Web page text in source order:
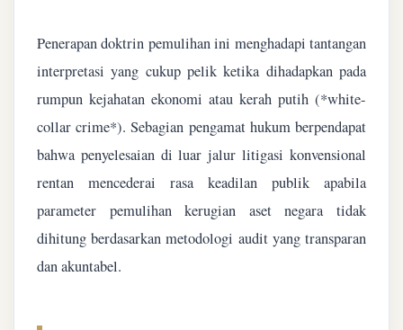
Penerapan doktrin pemulihan ini menghadapi tantangan
interpretasi yang cukup pelik ketika dihadapkan pada
rumpun kejahatan ekonomi atau kerah putih (*white-
collar crime*). Sebagian pengamat hukum berpendapat
bahwa penyelesaian di luar jalur litigasi konvensional
rentan mencederai rasa keadilan publik apabila
parameter pemulihan kerugian aset negara tidak
dihitung berdasarkan metodologi audit yang transparan
dan akuntabel.